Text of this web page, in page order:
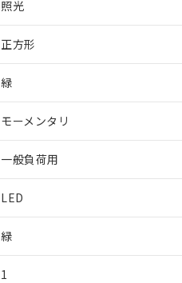
照光
正方形
緑
モーメンタリ
一般負荷用
LED
緑
1